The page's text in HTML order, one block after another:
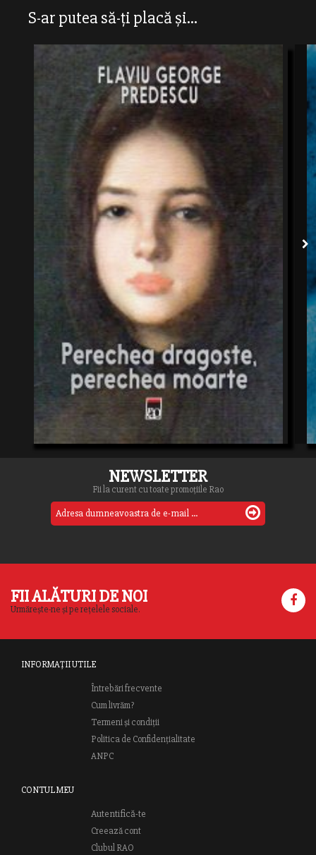
S-ar putea să-ți placă și...
NEWSLETTER
Fii la curent cu toate promoțiile Rao
FII ALĂTURI DE NOI
Urmărește-ne și pe rețelele sociale.
INFORMAȚII UTILE
Întrebări frecvente
Cum livrăm?
Termeni și condiții
Politica de Confidențialitate
ANPC
CONTUL MEU
Autentifică-te
Creează cont
Clubul RAO